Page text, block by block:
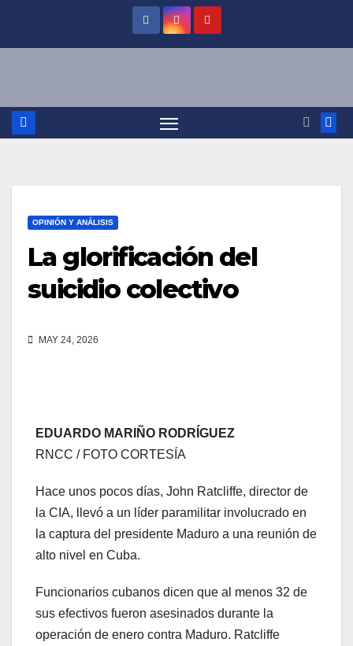
OPINIÓN Y ANÁLISIS
La glorificación del
suicidio colectivo
MAY 24, 2026
EDUARDO MARIÑO RODRÍGUEZ
RNCC / FOTO CORTESÍA
Hace unos pocos días, John Ratcliffe, director de
la CIA, llevó a un líder paramilitar involucrado en
la captura del presidente Maduro a una reunión de
alto nivel en Cuba.
Funcionarios cubanos dicen que al menos 32 de
sus efectivos fueron asesinados durante la
operación de enero contra Maduro. Ratcliffe